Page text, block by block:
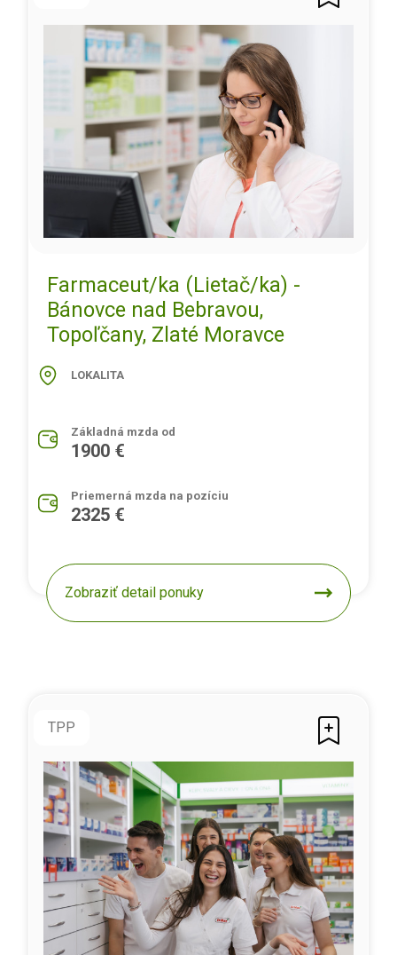
Farmaceut/ka (Lietač/ka) -
Bánovce nad Bebravou,
Topoľčany, Zlaté Moravce
LOKALITA
Základná mzda od
1900 €
Priemerná mzda na pozíciu
2325 €
Zobraziť detail ponuky
TPP